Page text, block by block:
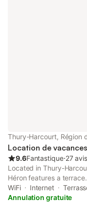
Thury-Harcourt, Région
Location de
9.6Fantastique⋅27 avis
Located in Thury-
Héron features a
Caen Station, 31 km
32 km from Michel
WiFi Internet
Annulation gratuite